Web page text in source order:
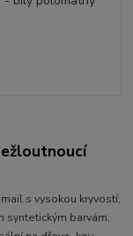
s vysokou kryvostí,
syntetickým barvám.